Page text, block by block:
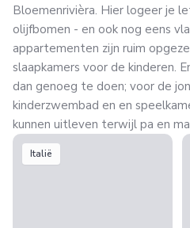
Bloemenrivièra. Hier logeer je
olijfbomen - en ook nog eens
appartementen zijn ruim
slaapkamers voor de kinderen.
dan genoeg te doen; voor de
kinderzwembad en en
kunnen uitleven terwijl pa en
Italië